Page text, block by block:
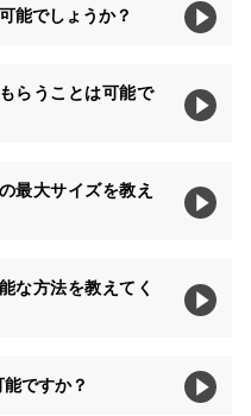
能でしょうか？
らうことは可能で
最大サイズを教え
な方法を教えてく
ですか？